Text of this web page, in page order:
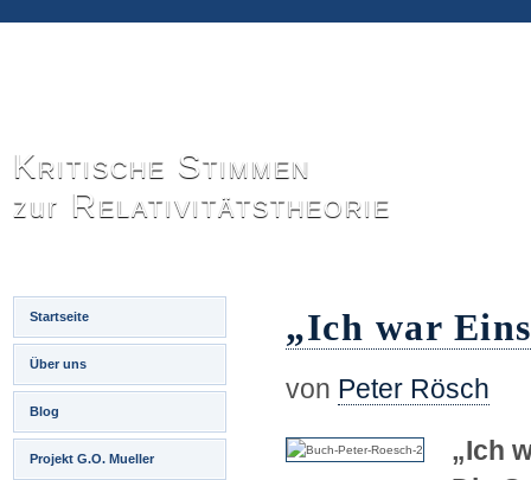
Kritische Stimmen
zur Relativitätstheorie
Startseite
Über uns
Blog
Projekt G.O. Mueller
„Ich war
von Peter Rösch
„Ich